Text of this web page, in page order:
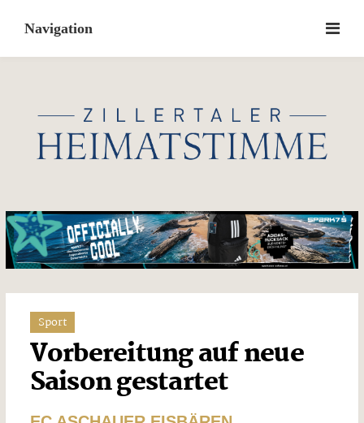
content
Sport
Vorbereitung auf neue
Saison gestartet